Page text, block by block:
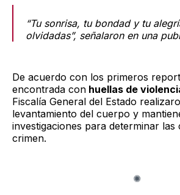
“Tu sonrisa, tu bondad y tu
olvidadas”, señalaron en una
De acuerdo con los primeros
encontrada con huellas de
Fiscalía General del Estado
levantamiento del cuerpo y
investigaciones para determinar las
crimen.